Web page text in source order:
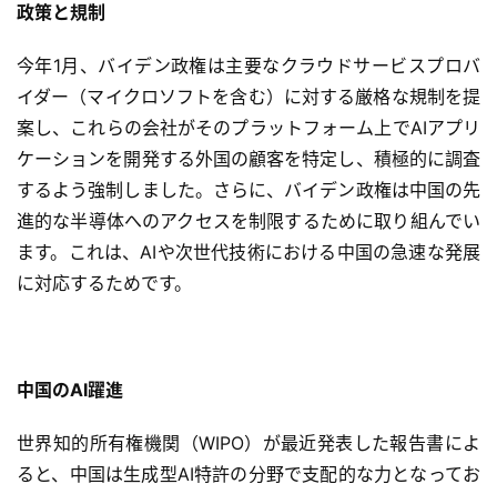
A
導
入
政策と規制
今年1月、バイデン政権は主要なクラウドサービスプロバ
イダー（マイクロソフトを含む）に対する厳格な規制を提
案し、これらの会社がそのプラットフォーム上でAIアプリ
ケーションを開発する外国の顧客を特定し、積極的に調査
するよう強制しました。さらに、バイデン政権は中国の先
進的な半導体へのアクセスを制限するために取り組んでい
ます。これは、AIや次世代技術における中国の急速な発展
に対応するためです。
中国のAI躍進
世界知的所有権機関（WIPO）が最近発表した報告書によ
ると、中国は生成型AI特許の分野で支配的な力となってお